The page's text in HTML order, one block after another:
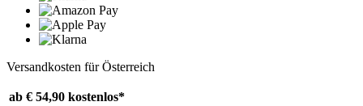
Versandkosten für Österreich
ab € 54,90 kostenlos*